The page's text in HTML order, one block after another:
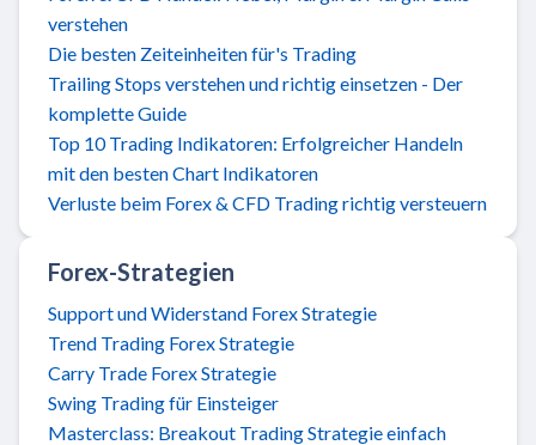
verstehen
Die besten Zeiteinheiten für's Trading
Trailing Stops verstehen und richtig einsetzen - Der
komplette Guide
Top 10 Trading Indikatoren: Erfolgreicher Handeln
mit den besten Chart Indikatoren
Verluste beim Forex & CFD Trading richtig versteuern
Forex-Strategien
Support und Widerstand Forex Strategie
Trend Trading Forex Strategie
Carry Trade Forex Strategie
Swing Trading für Einsteiger
Masterclass: Breakout Trading Strategie einfach